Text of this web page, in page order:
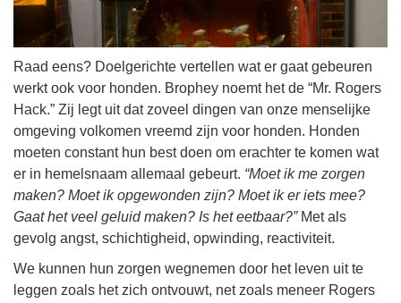
Raad eens? Doelgerichte vertellen wat er gaat gebeuren
werkt ook voor honden. Brophey noemt het de “Mr. Rogers
Hack.” Zij legt uit dat zoveel dingen van onze menselijke
omgeving volkomen vreemd zijn voor honden. Honden
moeten constant hun best doen om erachter te komen wat
er in hemelsnaam allemaal gebeurt. “Moet ik me zorgen
maken? Moet ik opgewonden zijn? Moet ik er iets mee?
Gaat het veel geluid maken? Is het eetbaar?” Met als
gevolg angst, schichtigheid, opwinding, reactiviteit.
We kunnen hun zorgen wegnemen door het leven uit te
leggen zoals het zich ontvouwt, net zoals meneer Rogers